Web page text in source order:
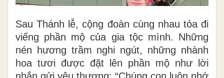
Sau Thánh lễ, cộng đoàn cùng nhau tỏa đi
viếng phần mộ của gia tộc mình. Những
nén hương trầm nghi ngút, những nhành
hoa tươi được đặt lên phần mộ như lời